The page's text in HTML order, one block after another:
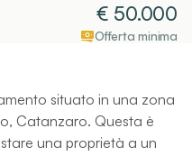
€ 50.000
Offerta minima
situato in una zona
Catanzaro. Questa è
una proprietà a un